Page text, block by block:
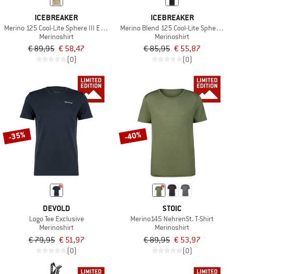
ICEBREAKER
Merino 125 Cool-Lite Sphere III Exclusive
Merinoshirt
€ 89,95 € 58,47
(0)
ICEBREAKER
Merino Blend 125 Cool-Lite Sphere S/S Exclusive
Merinoshirt
€ 85,95 € 55,87
(0)
-35%
DEVOLD
Logo Tee Exclusive
Merinoshirt
€ 79,95 € 51,97
(0)
-40%
STOIC
Merino145 NehrenSt. T-Shirt
Merinoshirt
€ 89,95 € 53,97
(0)